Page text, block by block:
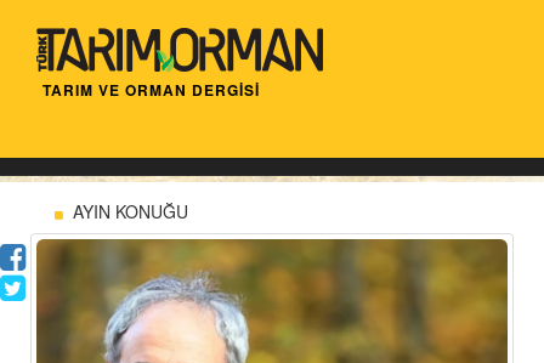
TARIM VE ORMAN DERGİSİ
AYIN KONUĞU